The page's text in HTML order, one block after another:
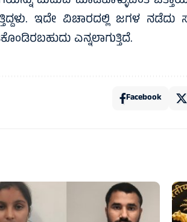
ಇದೇ ವಿಚಾರದಲ್ಲಿ ಜಗಳ ನಡೆದು
ಎನ್ನಲಾಗುತ್ತಿದೆ.
Facebook